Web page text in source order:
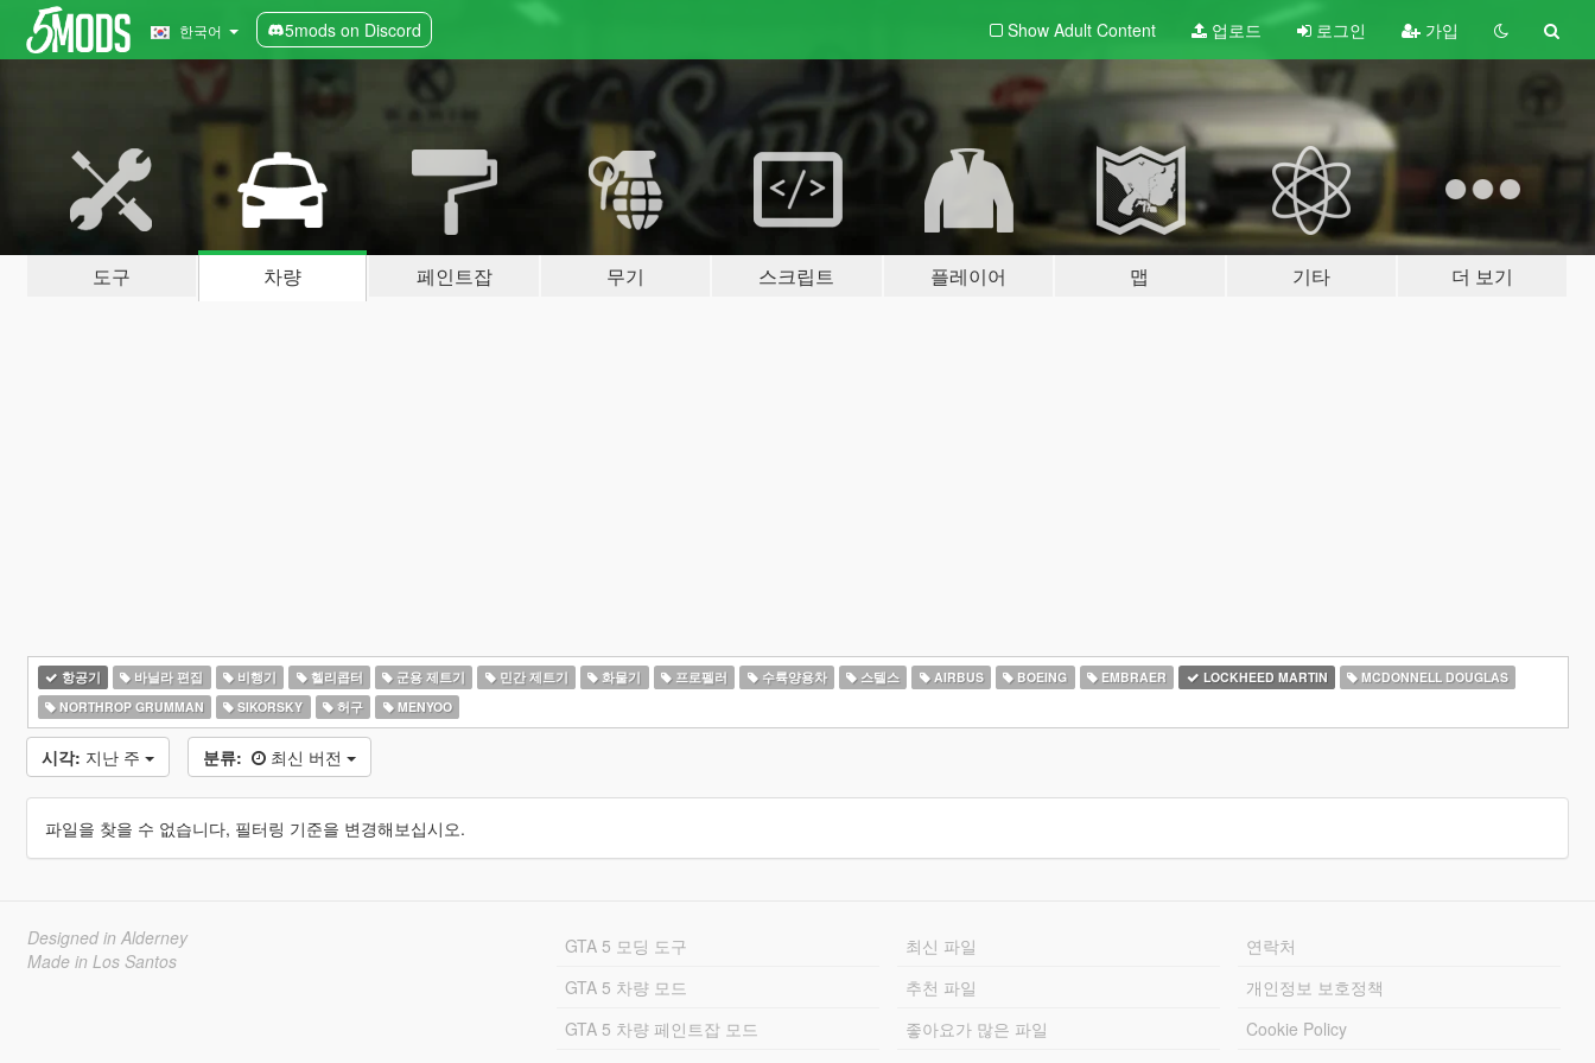
한국어 5mods on Discord Show Adult Content 업로드 로그인 가입
도구 차량 페인트잡 무기 스크립트 플레이어 맵 기타 더 보기
항공기 바닐라 편집 비행기 헬리콥터 군용 제트기 민간 제트기 화물기 프로펠러 수륙양용차 스텔스 AIRBUS BOEING EMBRAER LOCKHEED MARTIN
MCDONNELL DOUGLAS
NORTHROP GRUMMAN
SIKORSKY 허구 MENYOO
시각: 지난 주 분류: 최신 버전
파일을 찾을 수 없습니다, 필터링 기준을 변경해보십시오.
Designed in Alderney
Made in Los Santos
GTA 5 모딩 도구
GTA 5 차량 모드
GTA 5 차량 페인트잡 모드
최신 파일
추천 파일
좋아요가 많은 파일
연락처
개인정보 보호정책
Cookie Policy